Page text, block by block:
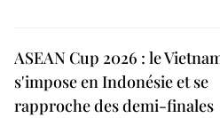
ASEAN Cup 2026 : le
s'impose en Indonésie et se
rapproche des demi-finales